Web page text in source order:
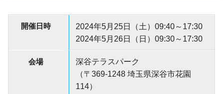
開催日時
2024年5月25日（土）09:40～17:30
2024年5月26日（日）09:30～17:30
会場
深谷テラスパーク
（〒369-1248 埼玉県深谷市花園
114）